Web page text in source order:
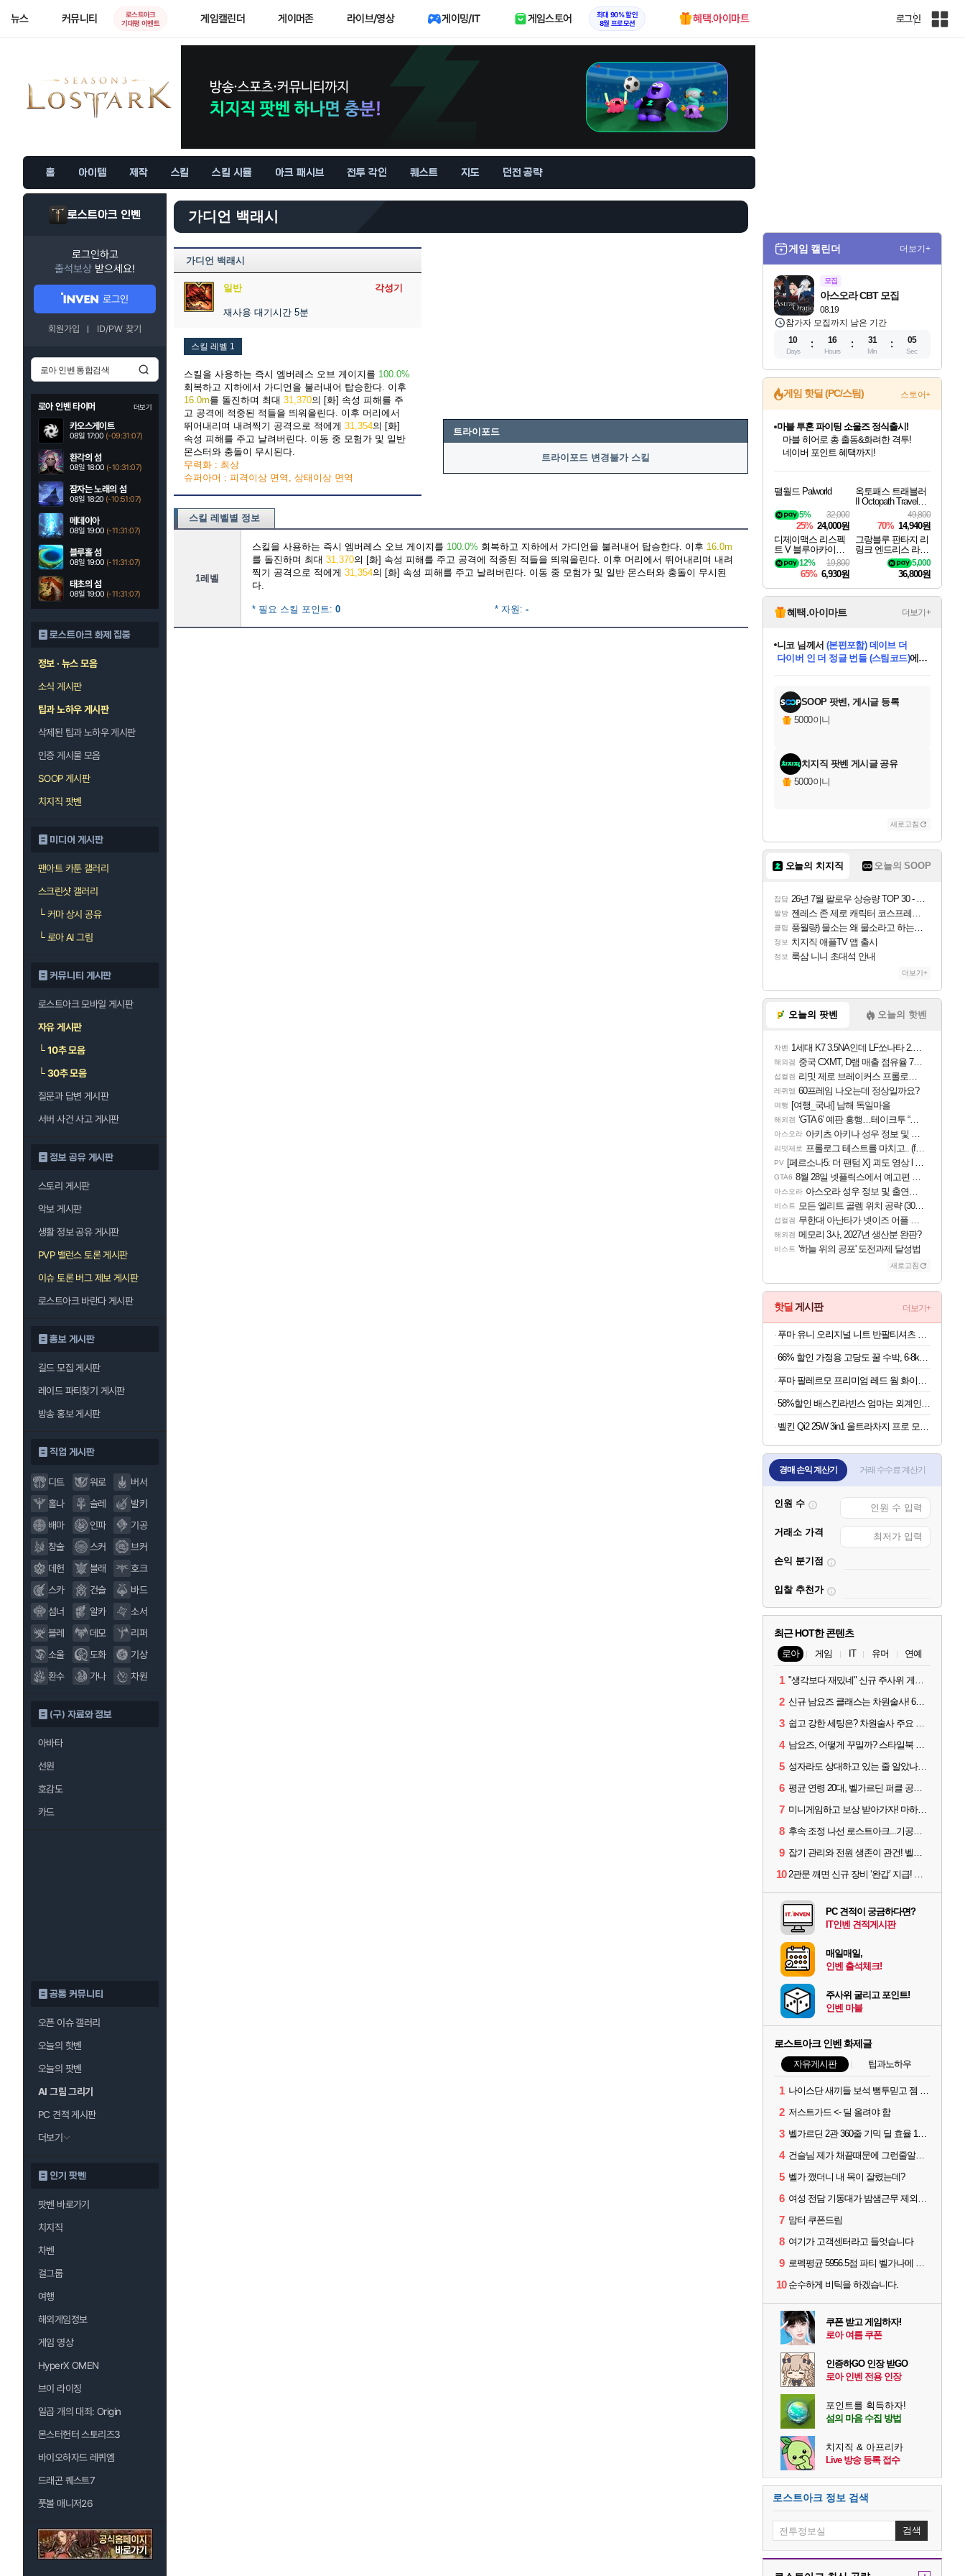
뉴스 커뮤니티
로스트아크
기대평 이벤트
게임캘린더 게이머존 라이브/영상 게이밍/IT 게임스토어
최대 90% 할인
8월 프로모션
혜택.아이마트 로그인
인
홈 아이템 제작 스킬 스킬 시뮬 아크 패시브 전투 각인 퀘스트 지도 던전 공략
로스트아크 인벤
로그인하고
출석보상 받으세요!
로그인
회원가입 ID/PW 찾기
로아 인벤 타이머 더보기
카오스게이트
08일 17:00 (-09:31:06)
환각의 섬
08일 18:00 (-10:31:06)
잠자는 노래의 섬
08일 18:20 (-10:51:06)
메데이아
08일 19:00 (-11:31:06)
블루홀 섬
08일 19:00 (-11:31:06)
태초의 섬
08일 19:00 (-11:31:06)
로스트아크 화제 집중
정보 · 뉴스 모음
소식 게시판
팁과 노하우 게시판
삭제된 팁과 노하우 게시판
인증 게시물 모음
SOOP 게시판
치지직 팟벤
미디어 게시판
팬아트 카툰 갤러리
스크린샷 갤러리
└커마 상시 공유
└로아 AI 그림
커뮤니티 게시판
로스트아크 모바일 게시판
자유 게시판
└10추 모음
└30추 모음
질문과 답변 게시판
서버 사건 사고 게시판
정보 공유 게시판
스토리 게시판
악보 게시판
생활 정보 공유 게시판
PVP 밸런스 토론 게시판
이슈 토론 버그 제보 게시판
로스트아크 바란다 게시판
홍보 게시판
길드 모집 게시판
레이드 파티찾기 게시판
방송 홍보 게시판
직업 게시판
디트 워로
버서
홀나
슬레
발키
배마
인파
기공
창술
스커
브커
데헌
블래
호크
스카
건슬
바드
섬너
알카
소서
블레
데모
리퍼
소울
도화
기상
환수
가나 차원
(구) 자료와 정보
아바타
선원
호감도
카드
공통 커뮤니티
오픈 이슈 갤러리
오늘의 핫벤
오늘의 팟벤
AI 그림 그리기
PC 견적 게시판
더보기
인기 팟벤
팟벤 바로가기
치지직
차벤
걸그룹
여행
해외게임정보
게임 영상
HyperX OMEN
브이 라이징
일곱 개의 대죄: Origin
몬스터헌터 스토리즈3
바이오하자드 레퀴엠
드래곤 퀘스트7
풋볼 매니저26
가디언 백래시
가디언 백래시
일반 각성기
재사용 대기시간 5분
스킬 레벨 1
스킬을 사용하는 즉시 엠버레스 오브 게이지를 100.0%
회복하고 지하에서 가디언을 불러내어 탑승한다. 이후
16.0m를 돌진하며 최대 31,370의 [화] 속성 피해를 주
고 공격에 적중된 적들을 띄워올린다. 이후 머리에서
뛰어내리며 내려찍기 공격으로 적에게 31,354의 [화]
속성 피해를 주고 날려버린다. 이동 중 모험가 및 일반
몬스터와 충돌이 무시된다.
무력화 : 최상
슈퍼아머 : 피격이상 면역, 상태이상 면역
트라이포드
트라이포드 변경불가 스킬
스킬 레벨별 정보
1레벨
스킬을 사용하는 즉시 엠버레스 오브 게이지를 100.0% 회복하고 지하에서 가디언을 불러내어 탑승한다. 이후 16.0m
를 돌진하며 최대 31,370의 [화] 속성 피해를 주고 공격에 적중된 적들을 띄워올린다. 이후 머리에서 뛰어내리며 내려
찍기 공격으로 적에게 31,354의 [화] 속성 피해를 주고 날려버린다. 이동 중 모험가 및 일반 몬스터와 충돌이 무시된
다.
* 필요 스킬 포인트: 0 * 자원: -
게임 캘린더 더보기+
모집
08.19
아스오라 CBT 모집
참가자 모집까지 남은 기간
10
Days
16
Hours
31
Min
04
Sec
게임 핫딜 (PC/스팀) 스토어+
최대 90% 할인가를 만나보세요!
네이버혜택과 함께 만나보세요!
50%할인&추가 적립까지!
마블 투혼 파이팅 소울즈 정식출시!
귀무자: 검의 길 예약 판매 중!
10% 할인과
네이버 혜택가와 함께 예약하세요!
할인&네이버혜택으로 만나보세요!
네이버페이 혜택과 만나보세요!
40주년 프로모션으로 만나보세요!
할인가에 만나보세요!
일부 에디션 상시 할인!
혜택으로 예약 판매 중
편안하게 충전하세요
팰월드 Palworld
32,000
5%
25% 24,000원
옥토패스 트래블러
II Octopath Traveler I
49,800
70% 14,940원
디제이맥스 리스펙
트 V 블루아카이브
팩 DJMAX RESPE
CT V Blue Archive P
ack DLC
19,800
12%
65% 6,930원
그랑블루 판타지 리
링크 엔드리스 라그
나로크 업그레이드
킷 Granblue Fantasy
Relink Endless Ragn
arok Upgrade Kit DL
C
5,000
36,800원
혜택.아이마트 더보기+
교환.
당첨되셨습니다.
니코님께서 (본편포함) 데이브 더
다이버 인 더 정글 번들 (스팀코드)에
당첨되셨습니다.
당첨되셨습니다.
당첨되셨습니다.
당첨되셨습니다.
당첨되셨습니다.
에디션 (스팀코드) 를 교환.
당첨되셨습니다.
SOOP 팟벤, 게시글 등록
5000이니
치지직 팟벤 게시글 공유
5000이니
새로고침
오늘의 치지직 오늘의 SOOP
잡담 26년 7월 팔로우 상승량 TOP 30 - 월간 치지직
짤방 젠레스 존 제로 캐릭터 코스프레한 꽁주
클립 풍월량) 물소는 왜 물소라고 하는거야? 아! 그만 ㅋㅋ
정보 치지직 애플TV 앱 출시
정보 룩삼 니니 초대석 안내
더보기+
오늘의 팟벤 오늘의 핫벤
차벤 1세대 K7 3.5NA인데 LF쏘나타 2.0NA 기변하면 유류비 절약이 얼마나 될까요..?
해외겜 중국 CXMT, D램 매출 점유율 7%…글로벌 4위로 부상
섭컬겜 리밋 제로 브레이커스 프롤로그 테스트 후기 영상 업로드
레퀴엠 60프레임 나오는데 정상일까요?
여행 [여행_국내] 남해 독일마을
해외겜 ‘GTA 6’ 예판 흥행…테이크투 “내부 예상 크게 넘어”
아스오라 아키츠 아키나 성우 정보 및 주요 필모
리밋제로 프롤로그 테스트를 마치고.. (feat. 리아)
PV [페르소나5: 더 팬텀 X] 괴도 영상 l 타카마키 안·댄싱 스타
GTA6 8월 28일 넷플릭스에서 예고편 공개 예정
아스오라 아스오라 성우 정보 및 출연작 모음
비스트 모든 엘리트 골렘 위치 공략 (30개) - 방랑 결투가
섭컬겜 무한대 아난타가 넷이즈 어플 달력에 일정 등록
해외겜 메모리 3사, 2027년 생산분 완판?
비스트 '하늘 위의 공포' 도전과제 달성법
새로고침
핫딜 게시판 더보기+
벨킨 Qi2 25W 3in1 울트라차지 프로 모듈형 고속 무선 충전기 WIZ052kr 갤럭시S26 아이폰17 호환
경매 손익 계산기 거래 수수료 계산기
인원 수
거래소 가격
손익 분기점
입찰 추천가
최근 HOT한 콘텐츠
로아 게임 IT 유머 연예
1 "생각보다 재밌네" 신규 주사위 게임 티카투카 호평
2 신규 남요즈 클래스는 차원술사! 6월 20일 로아온 썸머 정리
3 쉽고 강한 세팅은? 차원술사 주요 빌드와 스킬 코드
4 남요즈, 어떻게 꾸밀까? 스타일북 인기 차원술사 커스터마이즈
5 성자라도 상대하고 있는 줄 알았나? 벨가르딘 이모저모
6 평균 연령 20대, 벨가르딘 퍼클 공대 '영로티'를 만나다
7 미니게임하고 보상 받아가자! 마하라카 썸머 캠프 할 일은?
8 후속 조정 나선 로스트아크...기공사, 차원술사 하향
9 잡기 관리와 전원 생존이 관건! 벨가르딘 유물 칭호 획득방법 정리
10 2관문 깨면 신규 장비 ‘완갑’ 지급! 그림자 레이드 벨가르딘 공개
PC 견적이 궁금하다면?
IT인벤 견적게시판
매일매일,
인벤 출석체크!
주사위 굴리고 포인트!
인벤 마블
로스트아크 인벤 화제글
자유게시판 팁과노하우
1 나이스단 새끼들 보석 뻥투믿고 젬 곱창난거보면 개패고싶음 ㅋㅋ
2 저스트가드 <- 딜 올려야 함
3 벨가르딘 2관 360줄 기믹 딜 효율 100% 최적화
4 건슬님 제가 채끝때문에 그런줄알겠어요
5 벨가 깼더니 내 목이 잘렸는데?
6 여성 전담 기동대가 밤샘근무 제외된 이유
7 맘터 쿠폰드림
8 여기가 고객센터라고 들엇습니다
9 로펙평균 5956.5점 파티 벨가나메 클리어
10 순수하게 비틱을 하겠습니다.
쿠폰 받고 게임하자!
로아 여름 쿠폰
인증하GO 인장 받GO
로아 인벤 전용 인장
포인트를 획득하자!
섬의 마음 수집 방법
치지직 & 아프리카
Live 방송 등록 접수
로스트아크 정보 검색
검색